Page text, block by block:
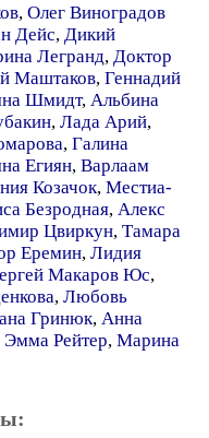
, Олег Виноградов
Дейс, Дикий
Легранд, Доктор
Маштаков, Геннадий
Шмидт, Альбина
, Лада Арий,
, Галина
Егиян, Варлаам
Козачок, Местиа-
Безродная, Алекс
Цвиркун, Тамара
Еремин, Лидия
Макаров Юс,
, Любовь
Гринюк, Анна
Эмма Рейтер, Марина